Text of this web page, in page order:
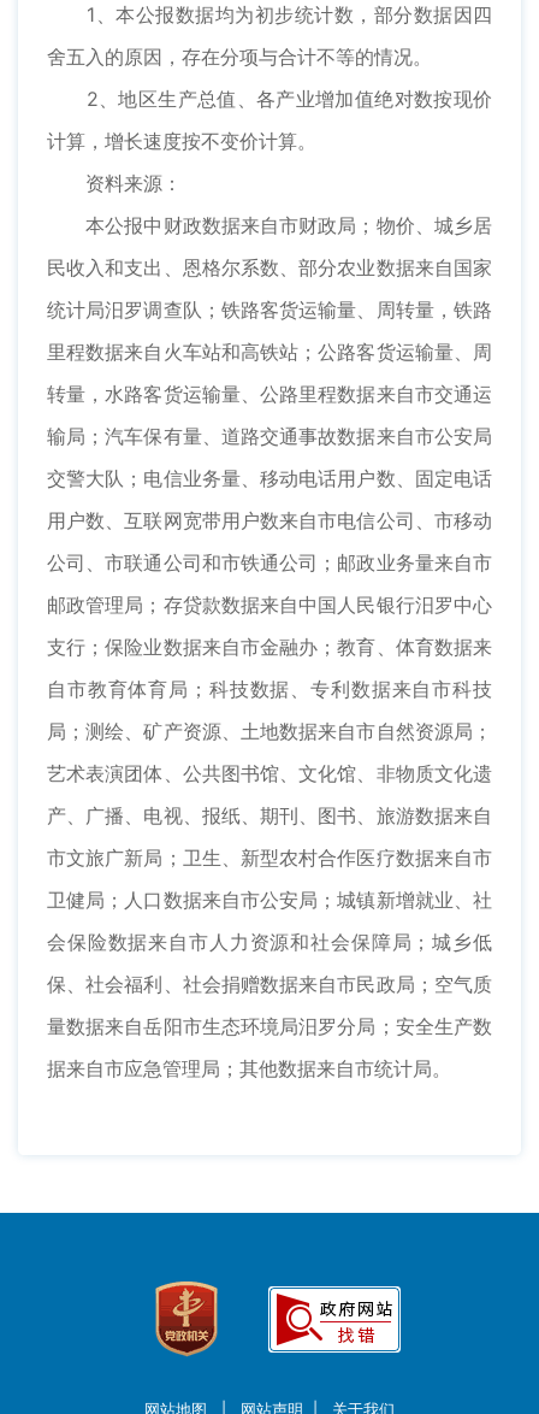
1、本公报数据均为初步统计数，部分数据因四
舍五入的原因，存在分项与合计不等的情况。
2、地区生产总值、各产业增加值绝对数按现价
计算，增长速度按不变价计算。
资料来源：
本公报中财政数据来自市财政局；物价、城乡居
民收入和支出、恩格尔系数、部分农业数据来自国家
统计局汨罗调查队；铁路客货运输量、周转量，铁路
里程数据来自火车站和高铁站；公路客货运输量、周
转量，水路客货运输量、公路里程数据来自市交通运
输局；汽车保有量、道路交通事故数据来自市公安局
交警大队；电信业务量、移动电话用户数、固定电话
用户数、互联网宽带用户数来自市电信公司、市移动
公司、市联通公司和市铁通公司；邮政业务量来自市
邮政管理局；存贷款数据来自中国人民银行汨罗中心
支行；保险业数据来自市金融办；教育、体育数据来
自市教育体育局；科技数据、专利数据来自市科技
局；测绘、矿产资源、土地数据来自市自然资源局；
艺术表演团体、公共图书馆、文化馆、非物质文化遗
产、广播、电视、报纸、期刊、图书、旅游数据来自
市文旅广新局；卫生、新型农村合作医疗数据来自市
卫健局；人口数据来自市公安局；城镇新增就业、社
会保险数据来自市人力资源和社会保障局；城乡低
保、社会福利、社会捐赠数据来自市民政局；空气质
量数据来自岳阳市生态环境局汨罗分局；安全生产数
据来自市应急管理局；其他数据来自市统计局。
网站地图 网站声明 关于我们